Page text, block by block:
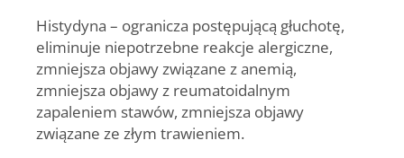
Histydyna – ogranicza postępującą głuchotę,
eliminuje niepotrzebne reakcje alergiczne,
zmniejsza objawy związane z anemią,
zmniejsza objawy z reumatoidalnym
zapaleniem stawów, zmniejsza objawy
związane ze złym trawieniem.